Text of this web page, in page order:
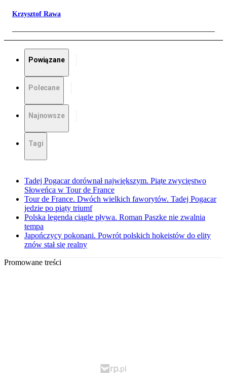
Krzysztof Rawa
Powiązane
Polecane
Najnowsze
Tagi
Tadej Pogacar dorównał największym. Piąte zwycięstwo
Słoweńca w Tour de France
Tour de France. Dwóch wielkich faworytów. Tadej Pogacar
jedzie po piąty triumf
Polska legenda ciągle pływa. Roman Paszke nie zwalnia
tempa
Japończycy pokonani. Powrót polskich hokeistów do elity
znów stał się realny
Promowane treści